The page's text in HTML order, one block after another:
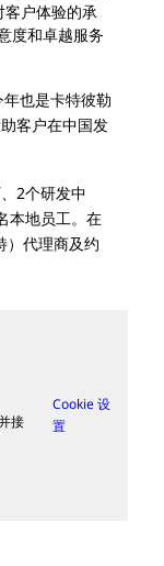
客户体验的承
度和卓越服务
也是卡特彼勒
客户在中国发
2个研发中
本地员工。在
）代理商及约
接
Cookie 设
置